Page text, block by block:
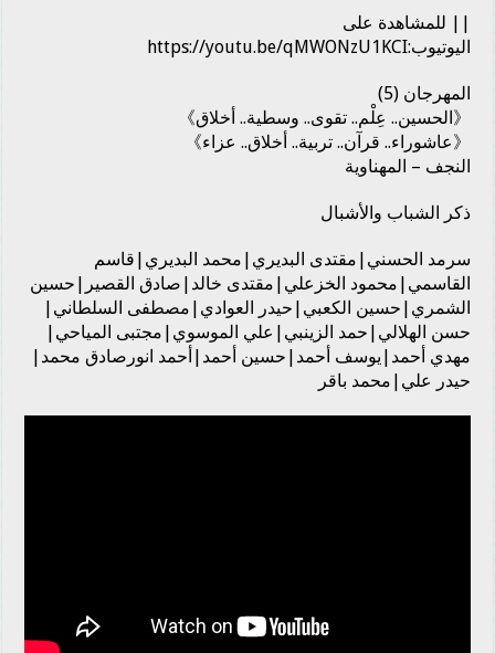
|| للمشاهدة على
اليوتيوب:https://youtu.be/qMWONzU1KCI
المهرجان (5)
《الحسين.. عِلْم.. تقوى.. وسطية.. أخلاق》
《عاشوراء.. قرآن.. تربية.. أخلاق.. عزاء》
النجف – المهناوية
ذكر الشباب والأشبال
سرمد الحسني|مقتدى البديري|محمد البديري|قاسم
القاسمي|محمود الخزعلي|مقتدى خالد|صادق القصير|حسين
الشمري|حسين الكعبي|حيدر العوادي|مصطفى السلطاني|
حسن الهلالي|حمد الزينبي|علي الموسوي|مجتبى المياحي|
مهدي أحمد|يوسف أحمد|حسين أحمد|أحمد انورصادق محمد|
حيدر علي|محمد باقر